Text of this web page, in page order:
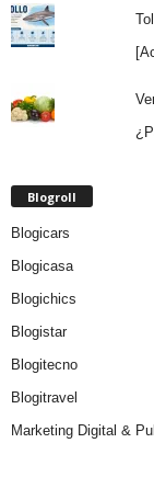
Blogroll
Blogicars
Blogicasa
Blogichics
Blogistar
Blogitecno
Blogitravel
Marketing Digital &